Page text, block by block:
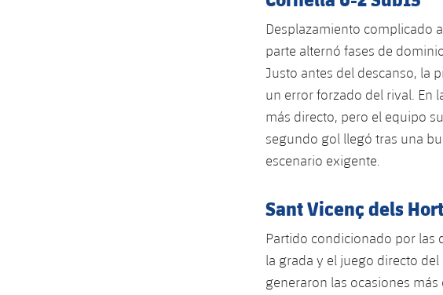
Desplazamiento complicado
parte alternó fases de
Justo antes del descanso, la
un error forzado del rival. En
más directo, pero el equipo
segundo gol llegó tras una
escenario exigente.
Sant Vicenç dels
Partido condicionado por las
la grada y el juego directo
generaron las ocasiones